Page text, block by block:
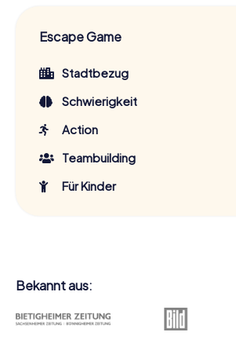
Escape Game
Stadtbezug
Schwierigkeit
Action
Teambuilding
Für Kinder
Bekannt aus: